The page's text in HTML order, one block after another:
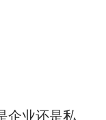
企业还是私